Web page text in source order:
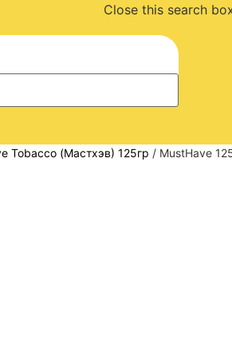
Close this search
Tobacco (Мастхэв) 125гр / MustHave